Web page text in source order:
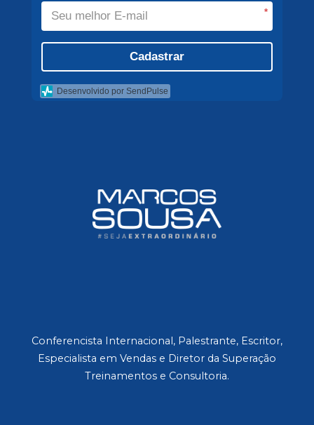
*
Cadastrar
Desenvolvido por SendPulse
Conferencista Internacional, Palestrante, Escritor,
Especialista em Vendas e Diretor da Superação
Treinamentos e Consultoria.